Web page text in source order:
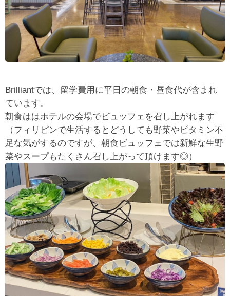
Brilliantでは、留学費用に平日の朝食・昼食代が含まれ
ています。
朝食ははホテルの会場でビュッフェを召し上がれます
（フィリピンで生活するとどうしても野菜やビタミン不
足な気がするのですが、朝食ビュッフェでは新鮮な生野
菜やスープもたくさん召し上がって頂けます◎）